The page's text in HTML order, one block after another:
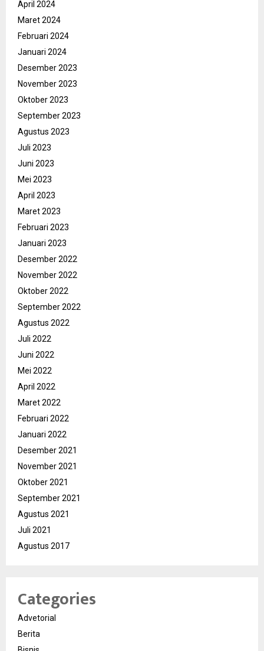
April 2024
Maret 2024
Februari 2024
Januari 2024
Desember 2023
November 2023
Oktober 2023
September 2023
Agustus 2023
Juli 2023
Juni 2023
Mei 2023
April 2023
Maret 2023
Februari 2023
Januari 2023
Desember 2022
November 2022
Oktober 2022
September 2022
Agustus 2022
Juli 2022
Juni 2022
Mei 2022
April 2022
Maret 2022
Februari 2022
Januari 2022
Desember 2021
November 2021
Oktober 2021
September 2021
Agustus 2021
Juli 2021
Agustus 2017
Categories
Advetorial
Berita